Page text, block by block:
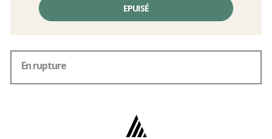
EPUISÉ
En rupture